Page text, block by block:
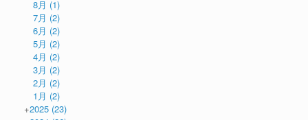
8月 (1)
7月 (2)
6月 (2)
5月 (2)
4月 (2)
3月 (2)
2月 (2)
1月 (2)
+2025 (23)